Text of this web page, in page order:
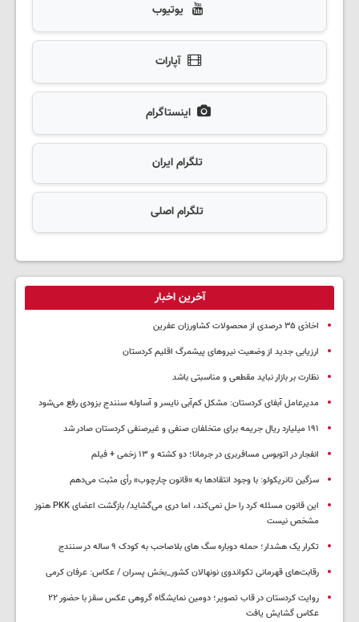
یوتیوب
آپارات
اینستاگرام
تلگرام ایران
تلگرام اصلی
آخرین اخبار
اخاذی ۳۵ درصدی از محصولات کشاورزان عفرین
ارزیابی جدید از وضعیت نیروهای پیشمرگ اقلیم کردستان
نظارت بر بازار نباید مقطعی و مناسبتی باشد
مدیرعامل آبفای کردستان: مشکل کم‌آبی نایسر و آساوله سنندج بزودی رفع می‌شود
۱۹۱ میلیارد ریال جریمه برای متخلفان صنفی و غیرصنفی کردستان صادر شد
انفجار در اتوبوس مسافربری در جرمانا؛ دو کشته و ۱۳ زخمی + فیلم
سزگین تانریکولو: با وجود انتقادها به «قانون چارچوب» رأی مثبت می‌دهم
این قانون مسئله کرد را حل نمی‌کند، اما دری می‌گشاید/ بازگشت اعضای PKK هنوز
مشخص نیست
تکرار یک هشدار؛ حمله دوباره سگ های بلاصاحب به کودک ۹ ساله در سنندج
رقابت‌های قهرمانی تکواندوی نونهالان کشور_بخش پسران / عکاس: عرفان کرمی
روایت کردستان در قاب تصویر؛ دومین نمایشگاه گروهی عکس سقز با حضور ۲۲
عکاس گشایش یافت